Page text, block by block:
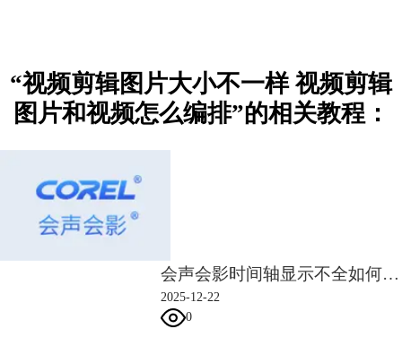
图4 视频黑框处理
键，调整背景大小为调整到屏幕大小。将背景与图片素材轨道对齐。
“视频剪辑图片大小不一样 视频剪辑
图片和视频怎么编排”的相关教程：
会声会影时间轴显示不全如何解决 会声会影时间轴缩放与对齐规则
2025-12-22
0